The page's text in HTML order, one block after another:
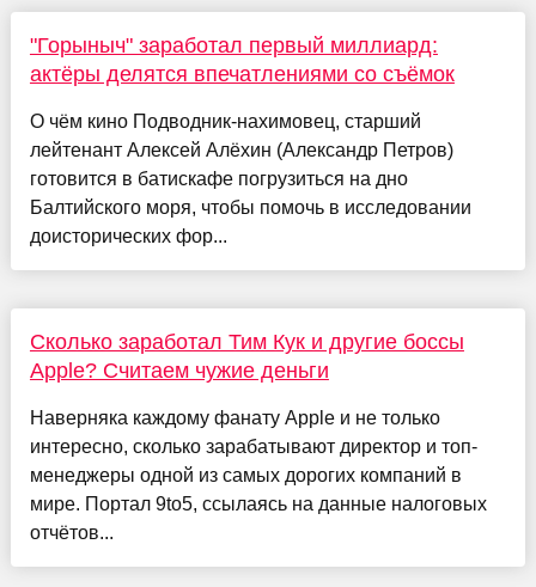
"Горыныч" заработал первый миллиард:
актёры делятся впечатлениями со съёмок
О чём кино Подводник-нахимовец, старший
лейтенант Алексей Алёхин (Александр Петров)
готовится в батискафе погрузиться на дно
Балтийского моря, чтобы помочь в исследовании
доисторических фор...
Сколько заработал Тим Кук и другие боссы
Apple? Считаем чужие деньги
Наверняка каждому фанату Apple и не только
интересно, сколько зарабатывают директор и топ-
менеджеры одной из самых дорогих компаний в
мире. Портал 9to5, ссылаясь на данные налоговых
отчётов...